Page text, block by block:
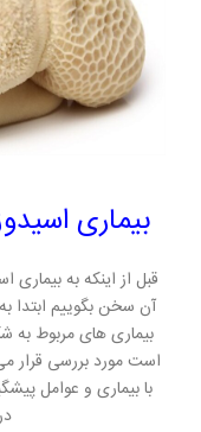
بیماری
قبل از اینکه به بیماری
آن سخن بگوییم ابتدا
بیماری های مربوط به
است مورد بررسی قرار
با بیماری و عوامل